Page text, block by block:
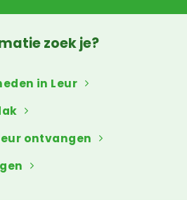
zoek je?
in Leur
ontvangen